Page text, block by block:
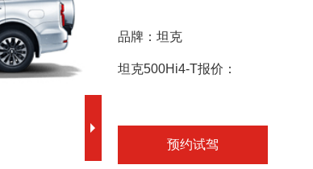
品牌：坦克
坦克500Hi4-T报价：
预约试驾